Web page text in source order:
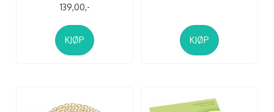
139,00,-
KJØP KJØP